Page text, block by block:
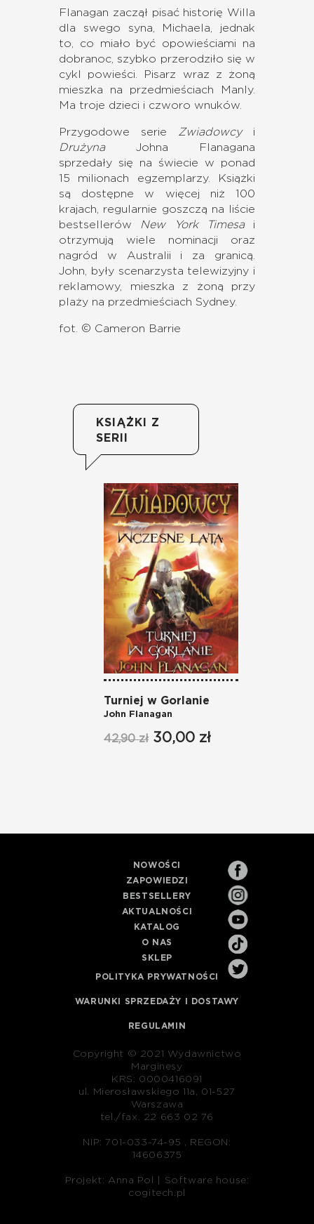
Flanagan zaczął pisać historię Willa
dla swego syna, Michaela, jednak
to, co miało być opowieściami na
dobranoc, szybko przerodziło się w
cykl powieści. Pisarz wraz z żoną
mieszka na przedmieściach Manly.
Ma troje dzieci i czworo wnuków.
Przygodowe serie Zwiadowcy i
Drużyna Johna Flanagana
sprzedały się na świecie w ponad
15 milionach egzemplarzy. Książki
są dostępne w więcej niż 100
krajach, regularnie goszczą na liście
bestsellerów
New York Timesai
otrzymują wiele nominacji oraz
nagród w Australii i za granicą.
John, były scenarzysta telewizyjny i
reklamowy, mieszka z żoną przy
plaży na przedmieściach Sydney.
fot. © Cameron Barrie
KSIĄŻKI Z
SERII
Turniej w Gorlanie
John Flanagan
42,90 zł 30,00 zł
NOWOŚCI
ZAPOWIEDZI
BESTSELLERY
AKTUALNOŚCI
KATALOG
O NAS
SKLEP
POLITYKA PRYWATNOŚCI
WARUNKI SPRZEDAŻY I DOSTAWY
REGULAMIN
Copyright © 2021 Wydawnictwo
Marginesy
KRS: 0000416091
ul. Mierosławskiego 11a, 01-527
Warszawa
tel./fax. 22 663 02 76
NIP: 701-033-74-95 , REGON:
14606375
Projekt: Anna Pol |
Software house:
cogitech.pl